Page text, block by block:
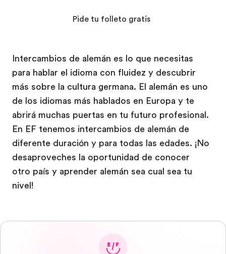
Intercambios de alemán es lo que necesitas
para hablar el idioma con fluidez y descubrir
más sobre la cultura germana. El alemán es uno
de los idiomas más hablados en Europa y te
abrirá muchas puertas en tu futuro profesional.
En EF tenemos intercambios de alemán de
diferente duración y para todas las edades. ¡No
desaproveches la oportunidad de conocer
otro país y aprender alemán sea cual sea tu
nivel!
Pide tu folleto gratis